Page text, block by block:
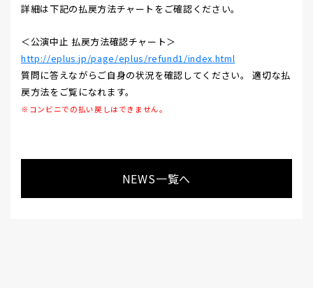
詳細は下記の払戻方法チャートをご確認ください。
＜公演中止 払戻方法確認チャート＞
http://eplus.jp/page/eplus/refund1/index.html
質問に答えながらご自身の状況を確認してください。 適切な払
戻方法をご覧になれます。
※コンビニでの払い戻しはできません。
NEWS一覧へ